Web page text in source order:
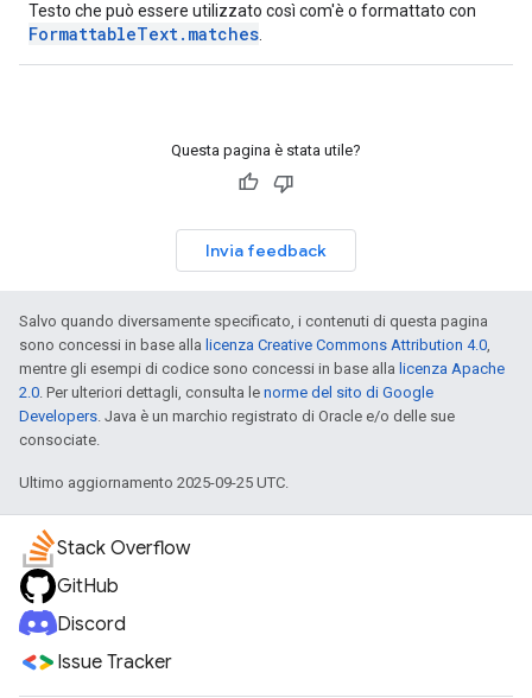
Testo che può essere utilizzato così com'è o formattato con
FormattableText.matches.
Questa pagina è stata utile?
Invia feedback
Salvo quando diversamente specificato, i contenuti di questa pagina
sono concessi in base alla licenza Creative Commons Attribution 4.0,
mentre gli esempi di codice sono concessi in base alla licenza Apache
2.0. Per ulteriori dettagli, consulta le norme del sito di Google
Developers. Java è un marchio registrato di Oracle e/o delle sue
consociate.
Ultimo aggiornamento 2025-09-25 UTC.
Stack Overflow
GitHub
Discord
Issue Tracker